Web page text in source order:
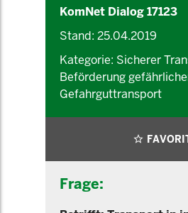
KomNet Dialog 17123
Stand: 25.04.2019
Kategorie: Sicherer
Beförderung
Gefahrguttransport
Frage: